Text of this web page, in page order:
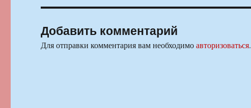
Добавить комментарий
Для отправки комментария вам необходимоавторизоваться.